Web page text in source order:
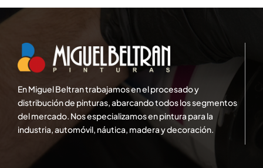
En Miguel Beltran trabajamos en el procesado y
distribución de pinturas, abarcando todos los segmentos
del mercado. Nos especializamos en pintura para la
industria, automóvil, náutica, madera y decoración.